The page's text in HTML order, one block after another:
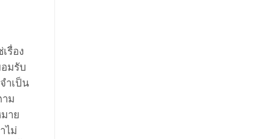
รื่อง
มรับ
ำเป็น
ม
าย
ไม่